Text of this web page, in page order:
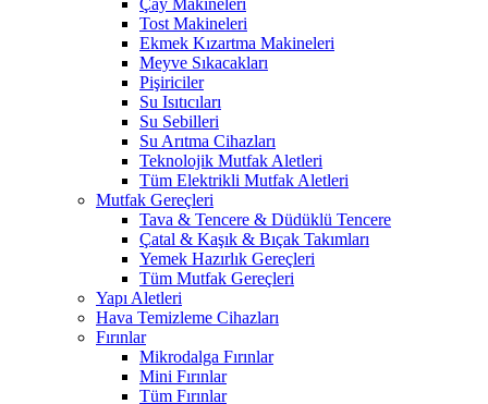
Çay Makineleri
Tost Makineleri
Ekmek Kızartma Makineleri
Meyve Sıkacakları
Pişiriciler
Su Isıtıcıları
Su Sebilleri
Su Arıtma Cihazları
Teknolojik Mutfak Aletleri
Tüm Elektrikli Mutfak Aletleri
Mutfak Gereçleri
Tava & Tencere & Düdüklü Tencere
Çatal & Kaşık & Bıçak Takımları
Yemek Hazırlık Gereçleri
Tüm Mutfak Gereçleri
Yapı Aletleri
Hava Temizleme Cihazları
Fırınlar
Mikrodalga Fırınlar
Mini Fırınlar
Tüm Fırınlar